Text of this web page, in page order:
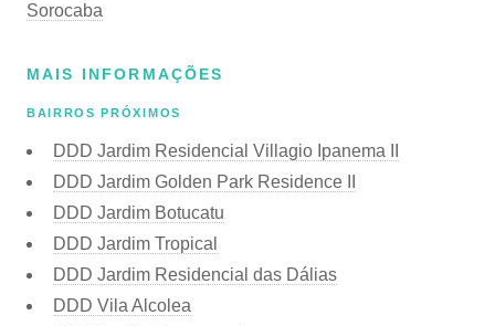
Sorocaba
MAIS INFORMAÇÕES
BAIRROS PRÓXIMOS
DDD Jardim Residencial Villagio Ipanema II
DDD Jardim Golden Park Residence II
DDD Jardim Botucatu
DDD Jardim Tropical
DDD Jardim Residencial das Dálias
DDD Vila Alcolea